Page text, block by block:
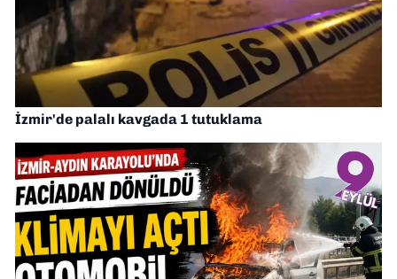
İzmir'de palalı kavgada 1 tutuklama